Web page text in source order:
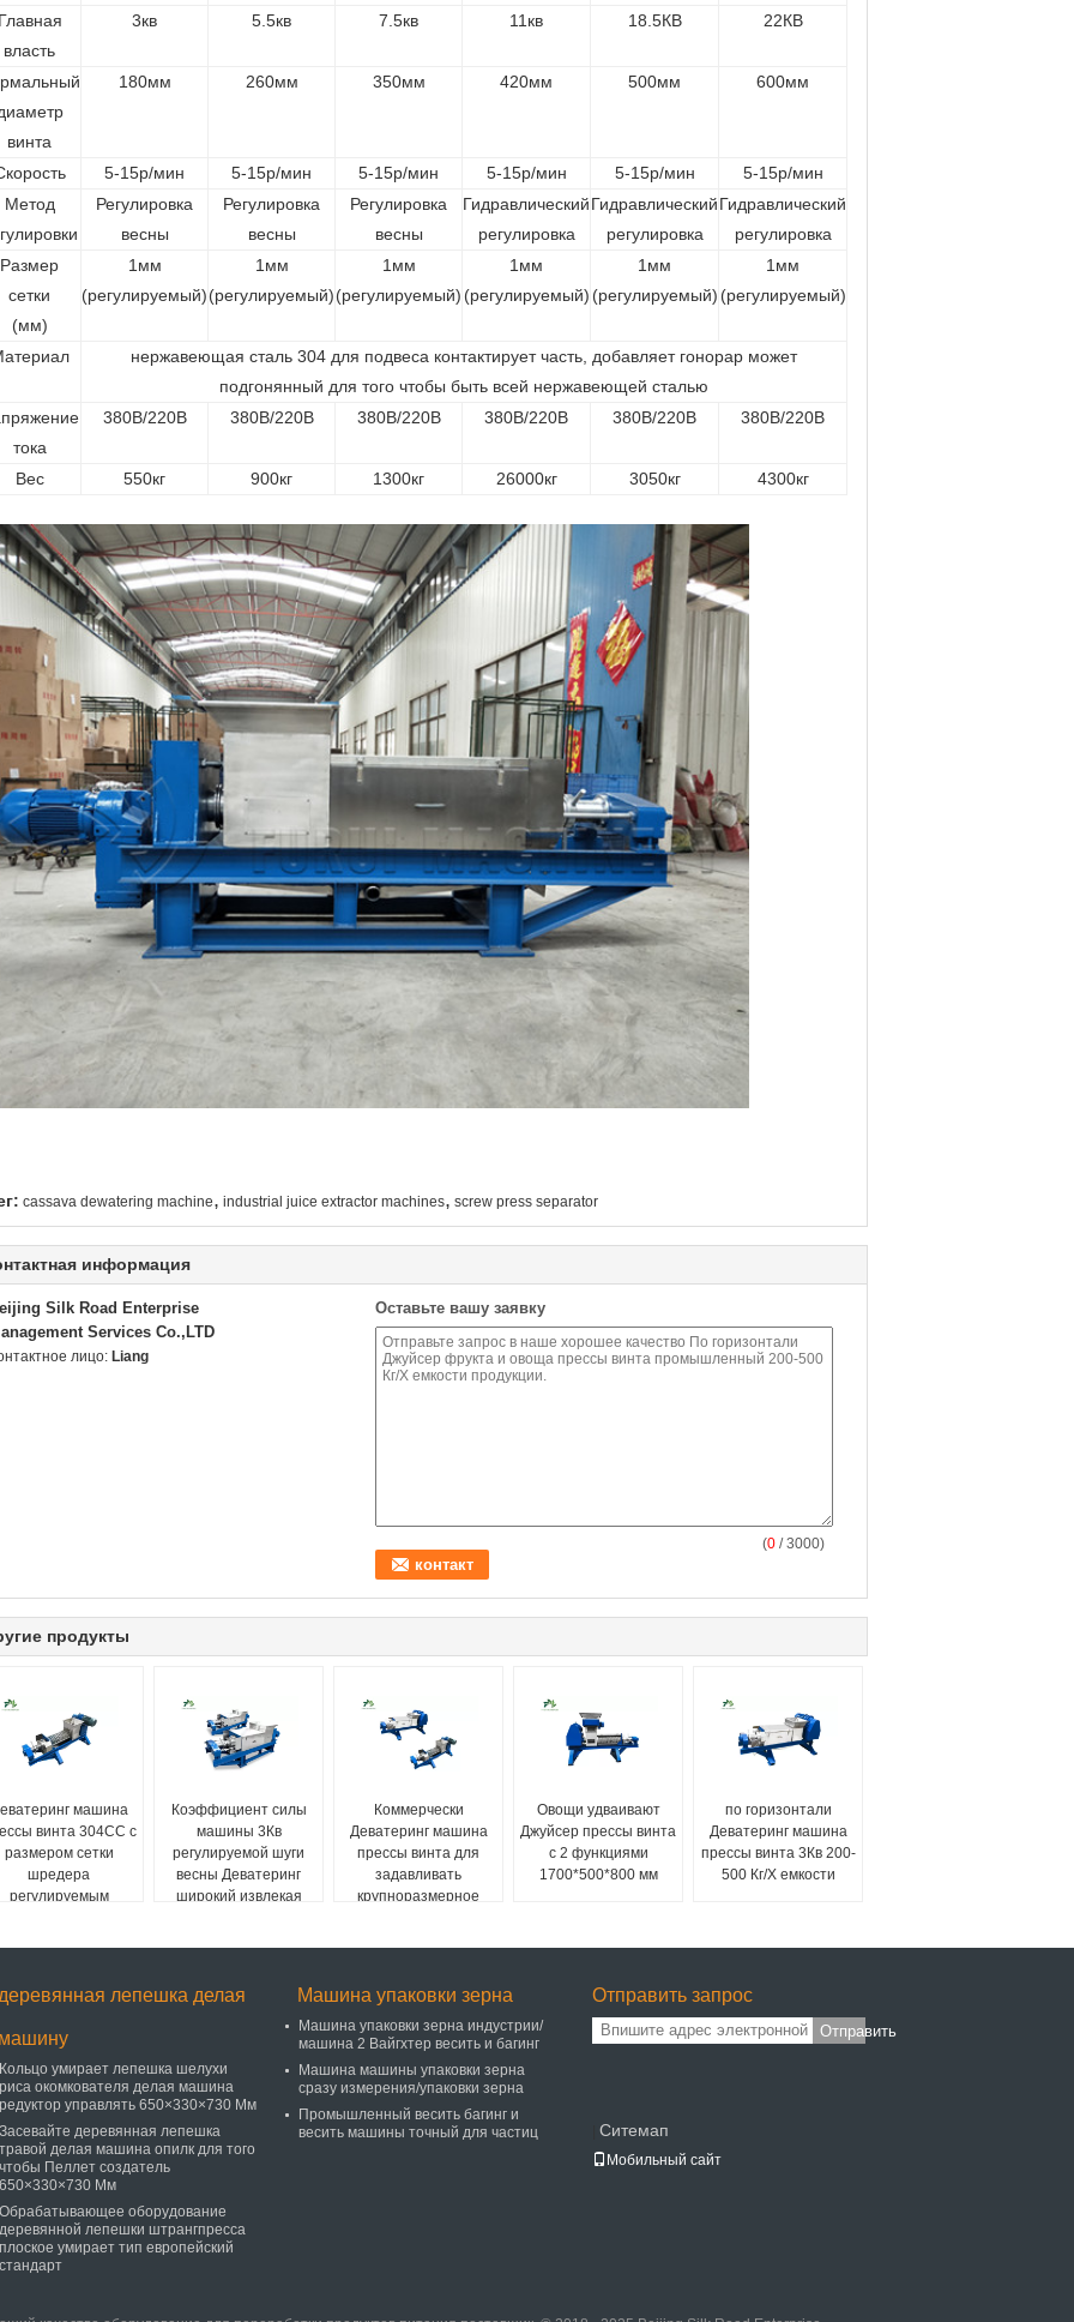
власть
3кв 5.5кв 7.5кв 11кв 18.5КВ 22КВ
винта
180мм 260мм 350мм 420мм 500мм 600мм
5-15р/мин 5-15р/мин 5-15р/мин 5-15р/мин 5-15р/мин
5-15р/мин
Метод
Регулировка
весны
Регулировка
весны
Регулировка
весны
Гидравлический
регулировка
Гидравлический
регулировка
Гидравлический
регулировка
Размер
сетки
(мм)
1мм
(регулируемый)
1мм
(регулируемый)
1мм
(регулируемый)
1мм
(регулируемый)
1мм
(регулируемый)
1мм
(регулируемый)
нержавеющая сталь 304 для подвеса контактирует часть, добавляет гонорар может
подгонянный для того чтобы быть всей нержавеющей сталью
тока
380В/220В 380В/220В 380В/220В 380В/220В 380В/220В 380В/220В
Вес 550кг 900кг 1300кг 26000кг 3050кг 4300кг
cassava dewatering machine, industrial juice extractor machines, screw press separator
информация
Silk Road Enterprise
Services Co.,LTD
лицо: Liang
Оставьте вашу заявку
(0 / 3000)
продукты
машина
винта 304СС с
размером сетки
шредера
регулируемым
Коэффициент силы
машины 3Кв
регулируемой шуги
весны Деватеринг
широкий извлекая
Коммерчески
Деватеринг машина
прессы винта для
задавливать
крупноразмерное
Овощи удваивают
Джуйсер прессы винта
с 2 функциями
1700*500*800 мм
по горизонтали
Деватеринг машина
прессы винта 3Кв 200-
500 Кг/Х емкости
лепешка делая
Кольцо умирает лепешка шелухи
риса окомкователя делая машина
редуктор управлять 650×330×730 Мм
Засевайте деревянная лепешка
травой делая машина опилк для того
чтобы Пеллет создатель
650×330×730 Мм
Обрабатывающее оборудование
деревянной лепешки штрангпресса
плоское умирает тип европейский
стандарт
Машина упаковки зерна
Машина упаковки зерна индустрии/
машина 2 Вайгхтер весить и багинг
Машина машины упаковки зерна
сразу измерения/упаковки зерна
Промышленный весить багинг и
весить машины точный для частиц
Отправить запрос
Отправить
Ситемап
Мобильный сайт